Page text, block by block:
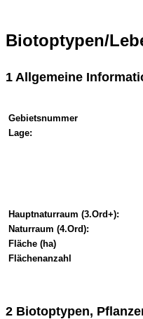
Biotoptypen/
1 Allgemeine
Gebietsnummer
Lage:
Hauptnaturraum (3.Ord+):
Naturraum (4.Ord):
Fläche (ha)
Flächenanzahl
2 Biotoptypen,